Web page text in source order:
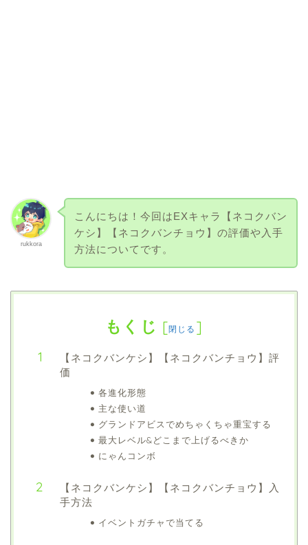
rukkora
こんにちは！今回はEXキャラ【ネコクバン
ケシ】【ネコクバンチョウ】の評価や入手
方法についてです。
もくじ [閉じる ]
【ネコクバンケシ】【ネコクバンチョウ】評
価
各進化形態
主な使い道
グランドアビスでめちゃくちゃ重宝する
最大レベル&どこまで上げるべきか
にゃんコンボ
【ネコクバンケシ】【ネコクバンチョウ】入
手方法
イベントガチャで当てる